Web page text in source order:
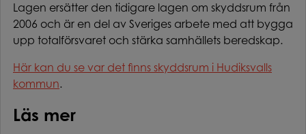
Lagen ersätter den tidigare lagen om skyddsrum från
2006 och är en del av Sveriges arbete med att bygga
upp totalförsvaret och stärka samhällets beredskap.
Här kan du se var det finns skyddsrum i Hudiksvalls
kommun.
Läs mer